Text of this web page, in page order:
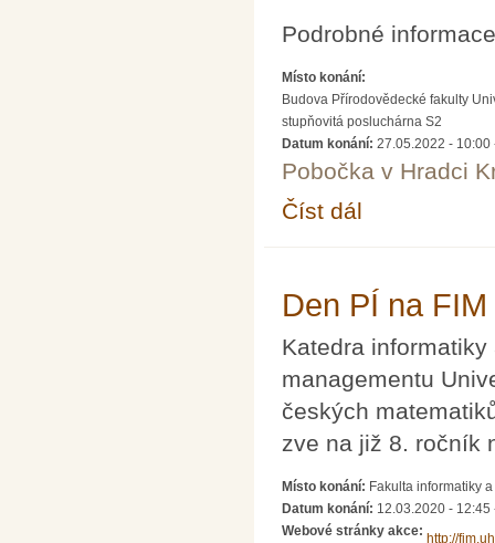
Podrobné
Místo konání:
Budova Přírodovědecké fakulty
stupňovitá posluchárna S2
Datum konání: 27.05.2022 - 10:00
Pobočka v Hradci
Číst dál
Den PÍ na FIM
Katedra
managementu
českých
zve na již 8. ročník
Místo konání: Fakulta informatiky
Datum konání: 12.03.2020 - 12:45
Webové stránky akce:
http://